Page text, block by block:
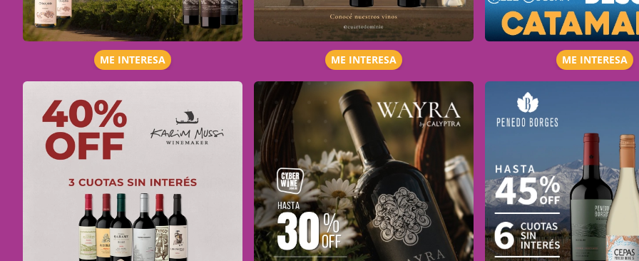
ME INTERESA ME INTERESA ME INTERESA